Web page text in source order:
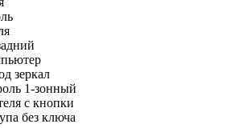
зеркал
1-зонный
с кнопки
без ключа